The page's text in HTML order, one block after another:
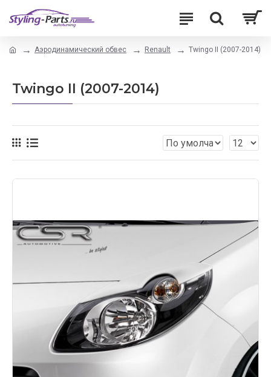
Аэродинамический обвес Renault Twingo II (2007-2014)
Twingo II (2007-2014)